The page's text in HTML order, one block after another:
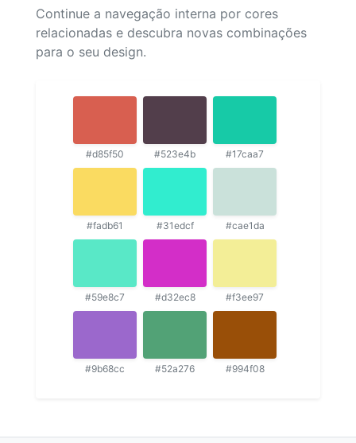
Continue a navegação interna por cores
relacionadas e descubra novas combinações
para o seu design.
#d85f50 #523e4b #17caa7
#fadb61 #31edcf #cae1da
#59e8c7 #d32ec8 #f3ee97
#9b68cc #52a276 #994f08